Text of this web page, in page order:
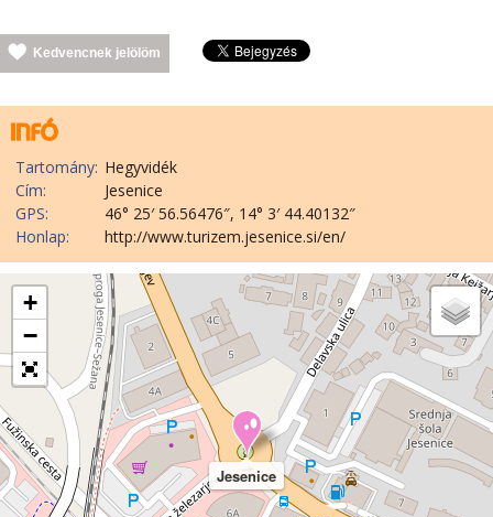
Kedvencnek jelölöm
Tartomány: Hegyvidék
Cím:
Jesenice
GPS:
46° 25′ 56.56476″, 14° 3′ 44.40132″
Honlap:
http://www.turizem.jesenice.si/en/
Jesenice
+
−